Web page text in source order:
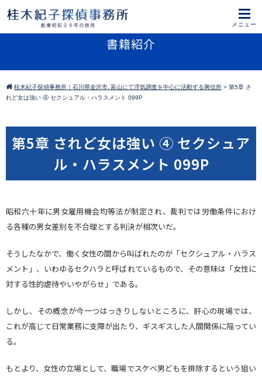
書籍紹介
桂木紀子探偵事務所｜石川県金沢市､富山にて浮気調査を中心に活動する興信所 > 第5章 さ
れど女は強い ④ セクシュアル・ハラスメント 099P
第5章 されど女は強い ④ セクシュア
ル・ハラスメント 099P
昭和六十年に男女雇用機会均等法が制定され、裁判では労働条件におけ
る各種の男女差別を不合理とする判決が相次いだ。
そうしたなかで、働く女性の間から叫ばれたのが「セクシュアル・ハラス
メント」、いわゆるセクハラと呼ばれているもので、その意味は「女性に
対する性的虐待やいやがらせ」である。
しかし、その概念が今一つはっきりしないところに、肝心の現場では、
これが高じて日常業務に支障が出たり、ギスギスした人間関係に陥ってい
る。
もとより、女性の立場として、職場でスケベ男どもを排除するという狙い